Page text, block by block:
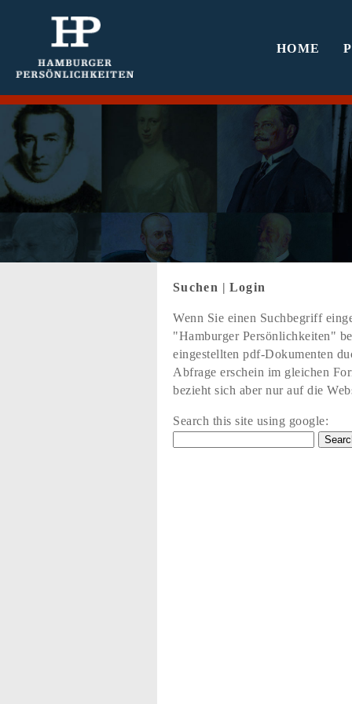
HOME
Suchen | Login
Wenn Sie einen Suchbegriff
"Hamburger Persönlichkeiten"
eingestellten pdf-Dokumenten
Abfrage erschein im gleichen
bezieht sich aber nur auf die
Search this site using google: